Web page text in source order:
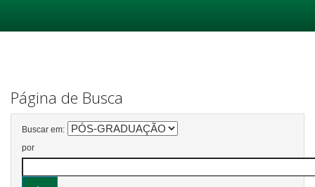
Página de Busca
Buscar em:
por